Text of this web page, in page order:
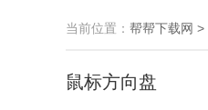
当前位置： 帮帮下载网 >
鼠标方向盘